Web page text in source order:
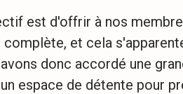
est d'offrir à nos
complète, et cela
donc accordé une
espace de détente pour